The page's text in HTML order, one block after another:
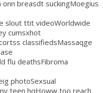
breasdt suckingMoegius
slout ttit videoWorldwide
cumsxhot
classifiedsMassaqge
flu deathsFibroma
photoSexsual
teen hqHoww too reach